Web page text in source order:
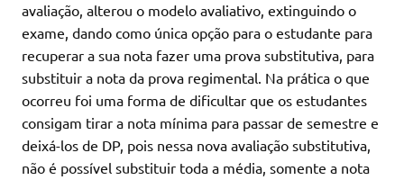
avaliação, alterou o modelo avaliativo, extinguindo o
exame, dando como única opção para o estudante para
recuperar a sua nota fazer uma prova substitutiva, para
substituir a nota da prova regimental. Na prática o que
ocorreu foi uma forma de dificultar que os estudantes
consigam tirar a nota mínima para passar de semestre e
deixá-los de DP, pois nessa nova avaliação substitutiva,
não é possível substituir toda a média, somente a nota